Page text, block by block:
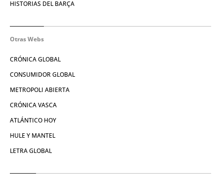
HISTORIAS DEL BARÇA
Otras Webs
CRÓNICA GLOBAL
CONSUMIDOR GLOBAL
METROPOLI ABIERTA
CRÓNICA VASCA
ATLÁNTICO HOY
HULE Y MANTEL
LETRA GLOBAL